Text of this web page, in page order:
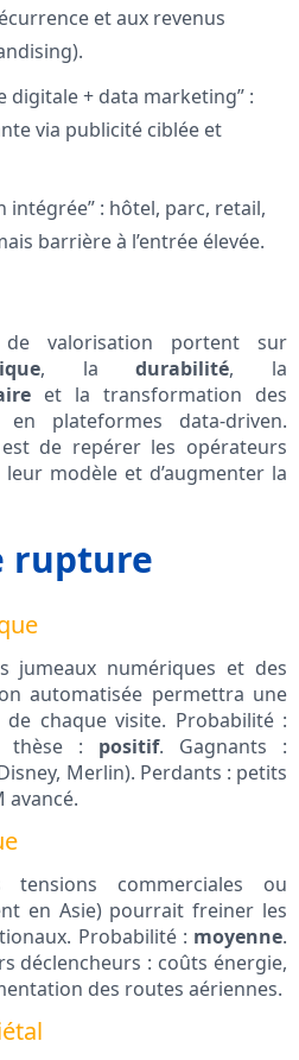
et aux revenus
digitale + data marketing” :
via publicité ciblée et
intégrée” : hôtel, parc, retail,
barrière à l’entrée élevée.
valorisation portent sur
, ladurabilité, la
et la transformation des
en plateformes data-driven.
de repérer les opérateurs
leur modèle et d’augmenter la
rupture
jumeaux numériques et des
automatisée permettra une
chaque visite. Probabilité :
thèse : positif. Gagnants :
Merlin). Perdants : petits
avancé.
tensions commerciales ou
en Asie) pourrait freiner les
Probabilité : moyenne.
déclencheurs : coûts énergie,
des routes aériennes.